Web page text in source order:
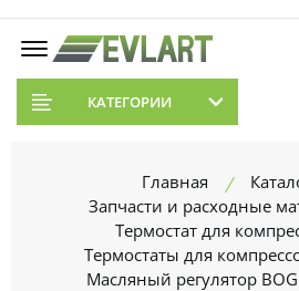
КАТЕГОРИИ
Главная
Запчасти и расходные
Термостат для
Термостаты для
Масляный регулятор